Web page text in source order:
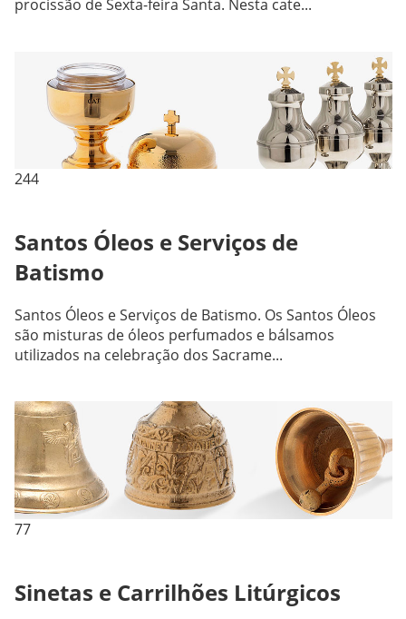
procissão de Sexta-feira Santa. Nesta cate...
244
Santos Óleos e Serviços de
Batismo
Santos Óleos e Serviços de Batismo. Os Santos Óleos
são misturas de óleos perfumados e bálsamos
utilizados na celebração dos Sacrame...
77
Sinetas e Carrilhões Litúrgicos